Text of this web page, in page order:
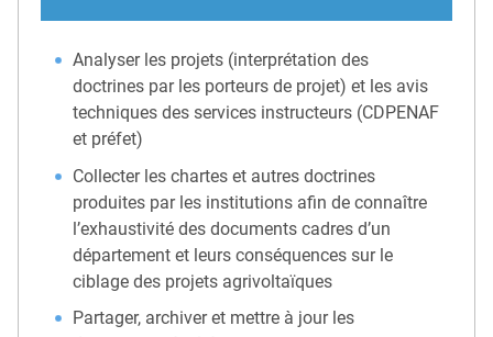
Analyser les projets (interprétation des
doctrines par les porteurs de projet) et les avis
techniques des services instructeurs (CDPENAF
et préfet)
Collecter les chartes et autres doctrines
produites par les institutions afin de connaître
l’exhaustivité des documents cadres d’un
département et leurs conséquences sur le
ciblage des projets agrivoltaïques
Partager, archiver et mettre à jour les